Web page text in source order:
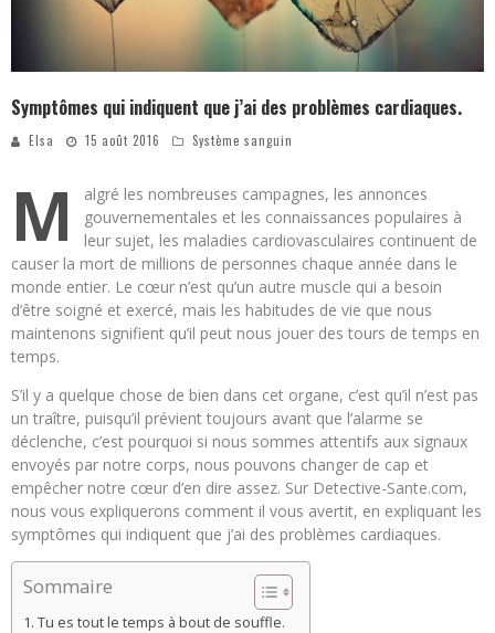
Symptômes qui indiquent que j’ai des problèmes cardiaques.
Elsa 15 août 2016 Système sanguin
M
algré les nombreuses campagnes, les annonces
gouvernementales et les connaissances populaires à
leur sujet, les maladies cardiovasculaires continuent de
causer la mort de millions de personnes chaque année dans le
monde entier. Le cœur n’est qu’un autre muscle qui a besoin
d’être soigné et exercé, mais les habitudes de vie que nous
maintenons signifient qu’il peut nous jouer des tours de temps en
temps.
S’il y a quelque chose de bien dans cet organe, c’est qu’il n’est pas
un traître, puisqu’il prévient toujours avant que l’alarme se
déclenche, c’est pourquoi si nous sommes attentifs aux signaux
envoyés par notre corps, nous pouvons changer de cap et
empêcher notre cœur d’en dire assez. Sur Detective-Sante.com,
nous vous expliquerons comment il vous avertit, en expliquant les
symptômes qui indiquent que j’ai des problèmes cardiaques.
Sommaire
Tu es tout le temps à bout de souffle.